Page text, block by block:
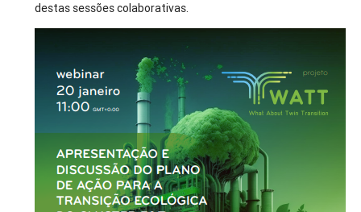
destas sessões colaborativas.